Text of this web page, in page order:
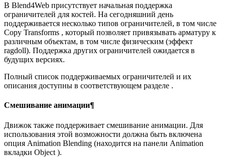
В Blend4Web присутствует начальная поддержка
ограничителей для костей. На сегодняшний день
поддерживается несколько типов ограничителей, в том числе
Copy Transforms , который позволяет привязывать арматуру к
различным объектам, в том числе физическим (эффект
ragdoll). Поддержка других ограничителей ожидается в
будущих версиях.
Полный список поддерживаемых ограничителей и их
описания доступны в соответствующем разделе .
Смешивание анимации¶
Движок также поддерживает смешивание анимации. Для
использования этой возможности должна быть включена
опция Animation Blending (находится на панели Animation
вкладки Object ).